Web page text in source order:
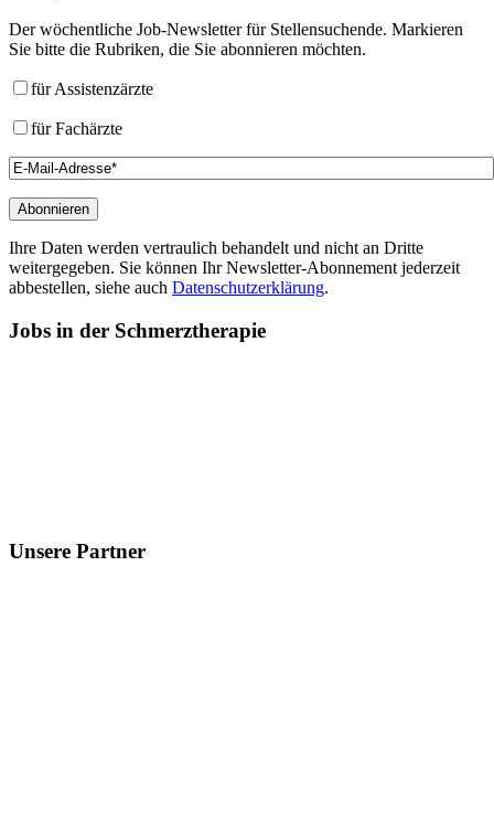
Der wöchentliche Job-Newsletter für Stellensuchende. Markieren
Sie bitte die Rubriken, die Sie abonnieren möchten.
für Assistenzärzte
für Fachärzte
Ihre Daten werden vertraulich behandelt und nicht an Dritte
weitergegeben. Sie können Ihr Newsletter-Abonnement jederzeit
abbestellen, siehe auch Datenschutzerklärung.
Jobs in der Schmerztherapie
Unsere Partner